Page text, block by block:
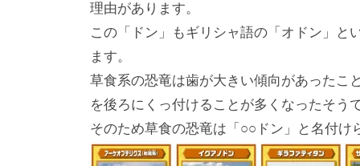
理由があります。
この「ドン」もギリシャ語の「オドン」と
ます。
草食系の恐竜は歯が大きい傾向があったこ
を後ろにくっ付けることが多くなったそう
そのため草食の恐竜は「○○ドン」と名付け